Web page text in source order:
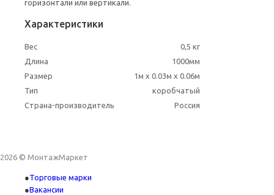
горизонтали или вертикали.
Характеристики
Вес
0,5 кг
Длина
1000мм
Размер
1м x 0.03м x 0.06м
Тип
коробчатый
Страна-производитель
Россия
2026 © МонтажМаркет
Торговые марки
Вакансии